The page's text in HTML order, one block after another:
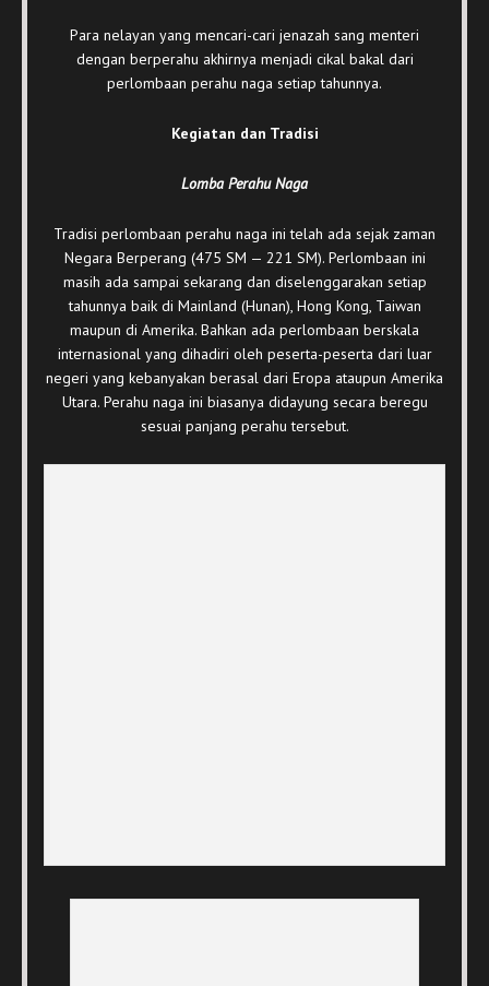
Para nelayan yang mencari-cari jenazah sang menteri
dengan berperahu akhirnya menjadi cikal bakal dari
perlombaan perahu naga setiap tahunnya.
Kegiatan dan Tradisi
Lomba Perahu Naga
Tradisi perlombaan perahu naga ini telah ada sejak zaman
Negara Berperang (475 SM — 221 SM). Perlombaan ini
masih ada sampai sekarang dan diselenggarakan setiap
tahunnya baik di Mainland (Hunan), Hong Kong, Taiwan
maupun di Amerika. Bahkan ada perlombaan berskala
internasional yang dihadiri oleh peserta-peserta dari luar
negeri yang kebanyakan berasal dari Eropa ataupun Amerika
Utara. Perahu naga ini biasanya didayung secara beregu
sesuai panjang perahu tersebut.